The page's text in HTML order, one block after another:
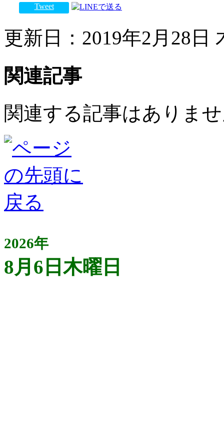
Tweet
更新日：2019年2月28日
関連記事
関連する記事はありま
2026年
8月6日木曜日